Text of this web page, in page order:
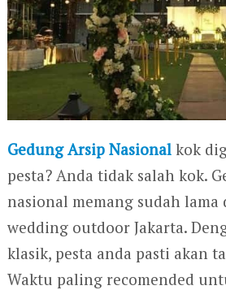
Gedung Arsip Nasionalkok
pesta? Anda tidak salah kok.
nasional memang sudah
wedding outdoor Jakarta.
klasik, pesta anda pasti akan
Waktu paling recomended